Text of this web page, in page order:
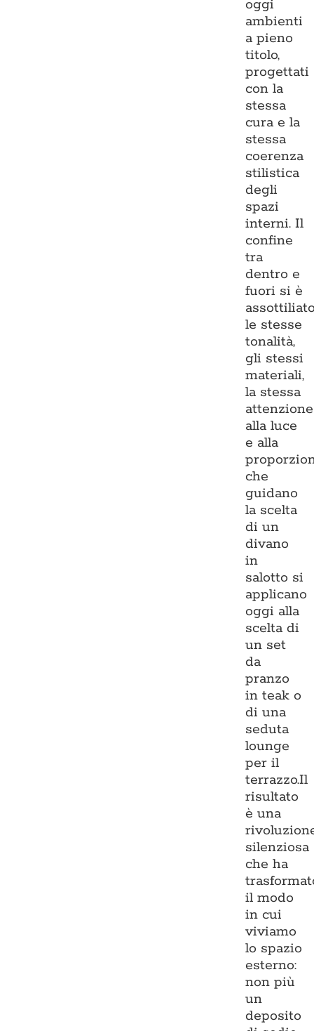
oggi
ambienti
a pieno
titolo,
progettati
con la
stessa
cura e la
stessa
coerenza
stilistica
degli
spazi
interni. Il
confine
tra
dentro e
fuori si è
le stesse
tonalità,
gli stessi
materiali,
la stessa
attenzione
alla luce
e alla
che
guidano
la scelta
di un
divano
in
salotto si
applicano
oggi alla
scelta di
un set
da
pranzo
in teak o
di una
seduta
lounge
per il
terrazzo.Il
risultato
è una
silenziosa
che ha
il modo
in cui
viviamo
lo spazio
esterno:
non più
un
deposito